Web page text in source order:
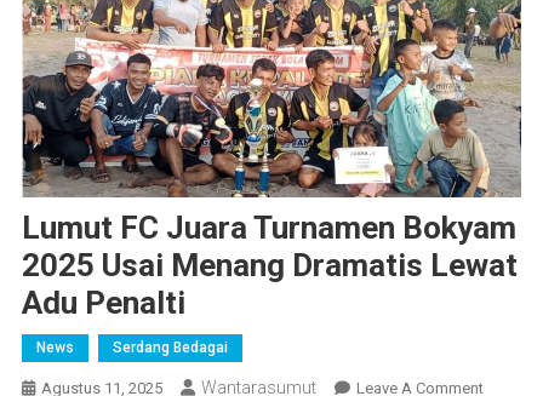
Lumut FC Juara Turnamen Bokyam
2025 Usai Menang Dramatis Lewat
Adu Penalti
News Serdang Bedagai
Agustus 11, 2025 Wantarasumut Leave A CommentOn